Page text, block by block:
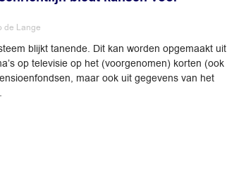
de Lange
blijkt tanende. Dit kan worden opgemaakt uit
op televisie op het (voorgenomen) korten (ook
maar ook uit gegevens van het